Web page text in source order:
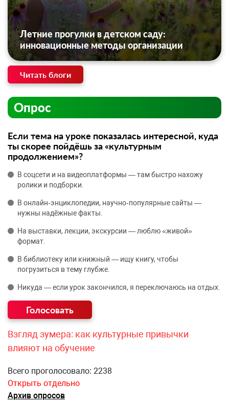
Летние прогулки в детском саду:
инновационные методы организации
Читать блоги
Опрос
Если тема на уроке показалась интересной, куда
ты скорее пойдёшь за «культурным
продолжением»?
В соцсети и на видеоплатформы — там быстро нахожу
ролики и подборки.
В онлайн‑энциклопедии, научно‑популярные сайты —
нужны надёжные факты.
На выставки, лекции, экскурсии — люблю «живой»
формат.
В библиотеку или книжный — ищу книгу, чтобы
погрузиться в тему глубже.
Никуда — если урок закончился, я переключаюсь на отдых.
Взгляд зумера: как культурные привычки
влияют на обучение
Всего проголосовало: 2238
Открыть отдельно
Архив опросов